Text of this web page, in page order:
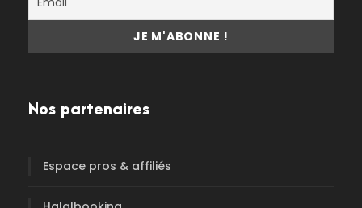
Nos partenaires
Espace pros & affiliés